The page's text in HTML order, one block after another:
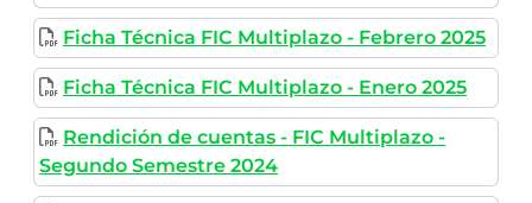
Ficha Técnica FIC Multiplazo - Febrero 2025
Ficha Técnica FIC Multiplazo - Enero 2025
Rendición de cuentas - FIC Multiplazo -
Segundo Semestre 2024